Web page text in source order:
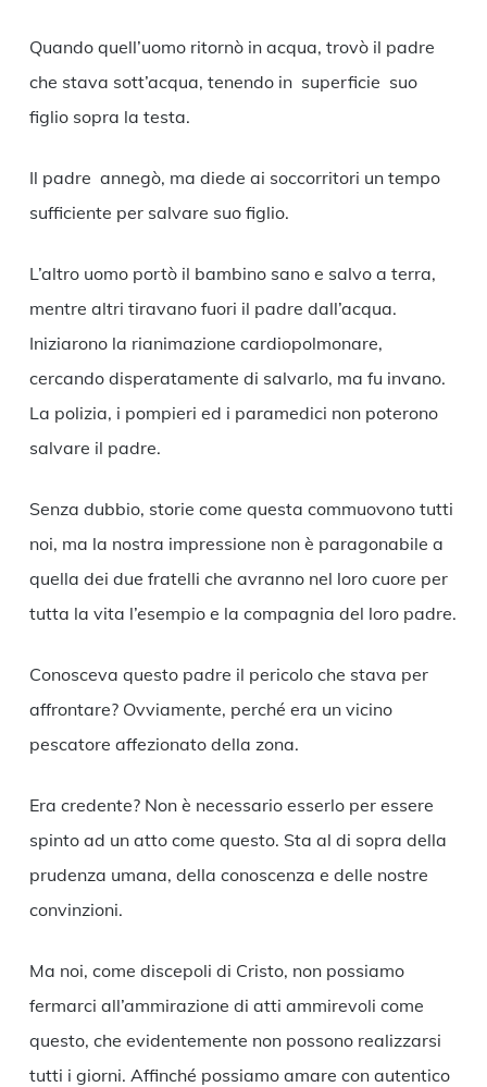
Quando quell’uomo ritornò in acqua, trovò il padre
che stava sott’acqua, tenendo in superficie suo
figlio sopra la testa.
Il padre annegò, ma diede ai soccorritori un tempo
sufficiente per salvare suo figlio.
L’altro uomo portò il bambino sano e salvo a terra,
mentre altri tiravano fuori il padre dall’acqua.
Iniziarono la rianimazione cardiopolmonare,
cercando disperatamente di salvarlo, ma fu invano.
La polizia, i pompieri ed i paramedici non poterono
salvare il padre.
Senza dubbio, storie come questa commuovono tutti
noi, ma la nostra impressione non è paragonabile a
quella dei due fratelli che avranno nel loro cuore per
tutta la vita l’esempio e la compagnia del loro padre.
Conosceva questo padre il pericolo che stava per
affrontare? Ovviamente, perché era un vicino
pescatore affezionato della zona.
Era credente? Non è necessario esserlo per essere
spinto ad un atto come questo. Sta al di sopra della
prudenza umana, della conoscenza e delle nostre
convinzioni.
Ma noi, come discepoli di Cristo, non possiamo
fermarci all’ammirazione di atti ammirevoli come
questo, che evidentemente non possono realizzarsi
tutti i giorni. Affinché possiamo amare con autentico